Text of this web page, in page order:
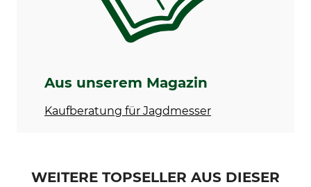
Produkttyp
Taschenmesser
AFW Adventure Folder Wood 203 g
Aus unserem Magazin
Kaufberatung für Jagdmesser
WEITERE TOPSELLER AUS DIESER